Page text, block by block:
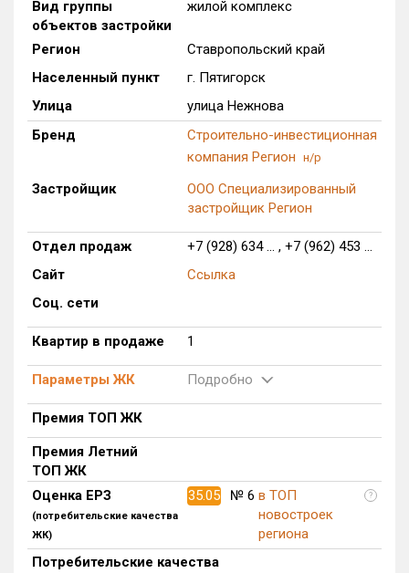
Только новые
от до
с продажами
Рейтинг ЕРЗ
Найдено:
Жилых комплексов
Многоквартирных домов
Блокированных домов
0 из 12
Домов с апартаментами
Поселков таунхаусов
Блокированных домов
0 из 10
блоков в БД
Вид группы
объектов застройки
жилой комплекс
Регион
Ставропольский край
Населенный пункт
г. Пятигорск
Улица
улица Нежнова
Бренд
Строительно-инвестиционная
компания Регион н/р
Застройщик
ООО Специализированный
застройщик Регион
Отдел продаж
+7 (928) 634 ... , +7 (962) 453 ...
Сайт
Ссылка
Соц. сети
Квартир в продаже 1
Параметры ЖК Подробно
Премия ТОП ЖК
Премия Летний
ТОП ЖК
Оценка ЕРЗ
(потребительские качества
ЖК)
35.05 № 6 в ТОП
новостроек
региона
?
Потребительские качества